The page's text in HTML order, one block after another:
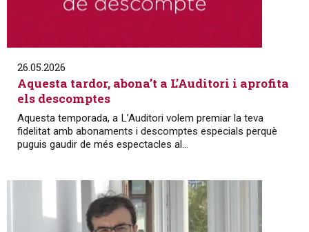
26.05.2026
Aquesta tardor, abona’t a L’Auditori i aprofita
els descomptes
Aquesta temporada, a L’Auditori volem premiar la teva
fidelitat amb abonaments i descomptes especials perquè
puguis gaudir de més espectacles al...